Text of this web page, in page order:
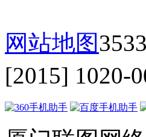
网站地图
[2015]